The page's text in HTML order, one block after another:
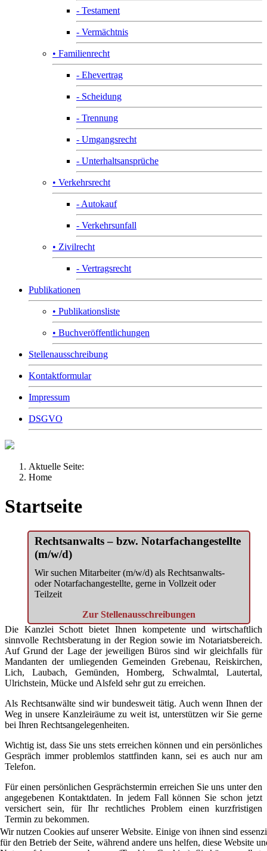
- Testament
- Vermächtnis
• Familienrecht
- Ehevertrag
- Scheidung
- Trennung
- Umgangsrecht
- Unterhaltsansprüche
• Verkehrsrecht
- Autokauf
- Verkehrsunfall
• Zivilrecht
- Vertragsrecht
Publikationen
• Publikationsliste
• Buchveröffentlichungen
Stellenausschreibung
Kontaktformular
Impressum
DSGVO
Aktuelle Seite:
Home
Startseite
Rechtsanwalts – bzw. Notarfachangestellte
(m/w/d)
Wir suchen Mitarbeiter (m/w/d) als Rechtsanwalts-
oder Notarfachangestellte, gerne in Vollzeit oder
Teilzeit
Zur Stellenausschreibungen
Die Kanzlei Schott bietet Ihnen kompetente und wirtschaftlich
sinnvolle Rechtsberatung in der Region sowie im Notariatsbereich.
Auf Grund der Lage der jeweiligen Büros sind wir gleichfalls für
Mandanten der umliegenden Gemeinden Grebenau, Reiskirchen,
Lich, Laubach, Gemünden, Homberg, Schwalmtal, Lautertal,
Ulrichstein, Mücke und Alsfeld sehr gut zu erreichen.
Als Rechtsanwälte sind wir bundesweit tätig. Auch wenn Ihnen der
Weg in unsere Kanzleiräume zu weit ist, unterstützen wir Sie gerne
bei Ihren Rechtsangelegenheiten.
Wichtig ist, dass Sie uns stets erreichen können und ein persönliches
Gespräch immer problemlos stattfinden kann, sei es auch nur am
Telefon.
Für einen persönlichen Gesprächstermin erreichen Sie uns unter den
angegebenen Kontaktdaten. In jedem Fall können Sie schon jetzt
versichert sein, für Ihr rechtliches Problem einen kurzfristigen
Termin zu bekommen.
Wir nutzen Cookies auf unserer Website. Einige von ihnen sind
für den Betrieb der Seite, während andere uns helfen, diese Website